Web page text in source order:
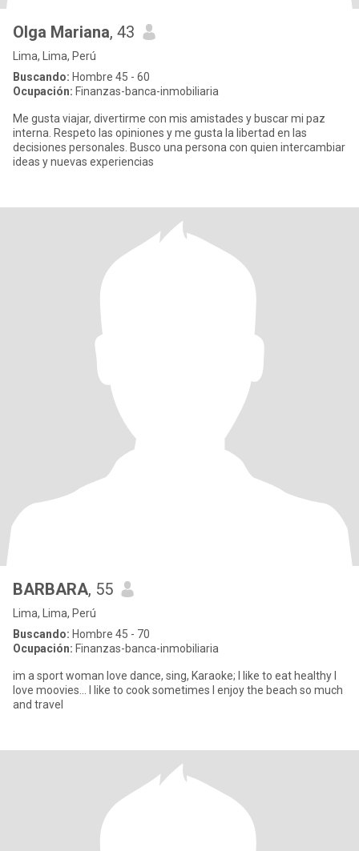
Olga Mariana, 43
Lima, Lima, Perú
Buscando: Hombre 45 - 60
Ocupación: Finanzas-banca-inmobiliaria
Me gusta viajar, divertirme con mis amistades y buscar mi paz
interna. Respeto las opiniones y me gusta la libertad en las
decisiones personales. Busco una persona con quien intercambiar
ideas y nuevas experiencias
BARBARA, 55
Lima, Lima, Perú
Buscando: Hombre 45 - 70
Ocupación: Finanzas-banca-inmobiliaria
im a sport woman love dance, sing, Karaoke; I like to eat healthy I
love moovies... I like to cook sometimes I enjoy the beach so much
and travel